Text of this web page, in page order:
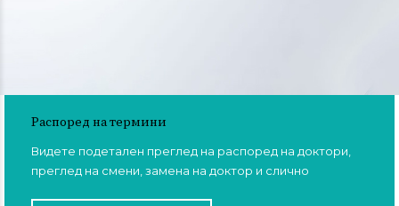
Распоред на термини
Видете подетален преглед на распоред на доктори,
преглед на смени, замена на доктор и слично